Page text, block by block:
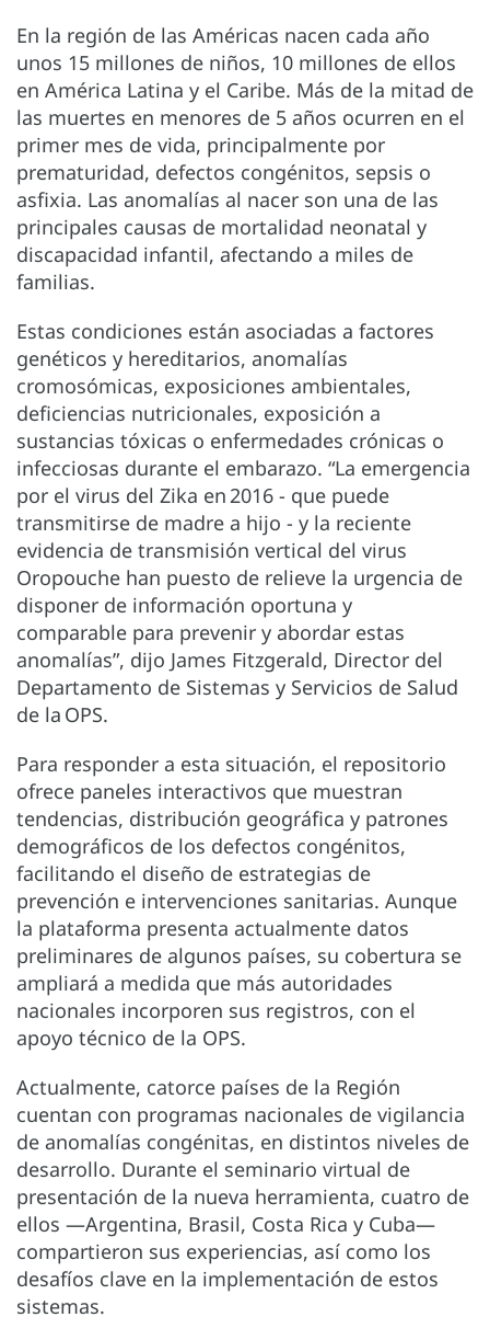
En la región de las Américas nacen cada año
unos 15 millones de niños, 10 millones de ellos
en América Latina y el Caribe. Más de la mitad de
las muertes en menores de 5 años ocurren en el
primer mes de vida, principalmente por
prematuridad, defectos congénitos, sepsis o
asfixia. Las anomalías al nacer son una de las
principales causas de mortalidad neonatal y
discapacidad infantil, afectando a miles de
familias.
Estas condiciones están asociadas a factores
genéticos y hereditarios, anomalías
cromosómicas, exposiciones ambientales,
deficiencias nutricionales, exposición a
sustancias tóxicas o enfermedades crónicas o
infecciosas durante el embarazo. “La emergencia
por el virus del Zika en 2016 - que puede
transmitirse de madre a hijo - y la reciente
evidencia de transmisión vertical del virus
Oropouche han puesto de relieve la urgencia de
disponer de información oportuna y
comparable para prevenir y abordar estas
anomalías”, dijo James Fitzgerald, Director del
Departamento de Sistemas y Servicios de Salud
de la OPS.
Para responder a esta situación, el repositorio
ofrece paneles interactivos que muestran
tendencias, distribución geográfica y patrones
demográficos de los defectos congénitos,
facilitando el diseño de estrategias de
prevención e intervenciones sanitarias. Aunque
la plataforma presenta actualmente datos
preliminares de algunos países, su cobertura se
ampliará a medida que más autoridades
nacionales incorporen sus registros, con el
apoyo técnico de la OPS.
Actualmente, catorce países de la Región
cuentan con programas nacionales de vigilancia
de anomalías congénitas, en distintos niveles de
desarrollo. Durante el seminario virtual de
presentación de la nueva herramienta, cuatro de
ellos —Argentina, Brasil, Costa Rica y Cuba—
compartieron sus experiencias, así como los
desafíos clave en la implementación de estos
sistemas.